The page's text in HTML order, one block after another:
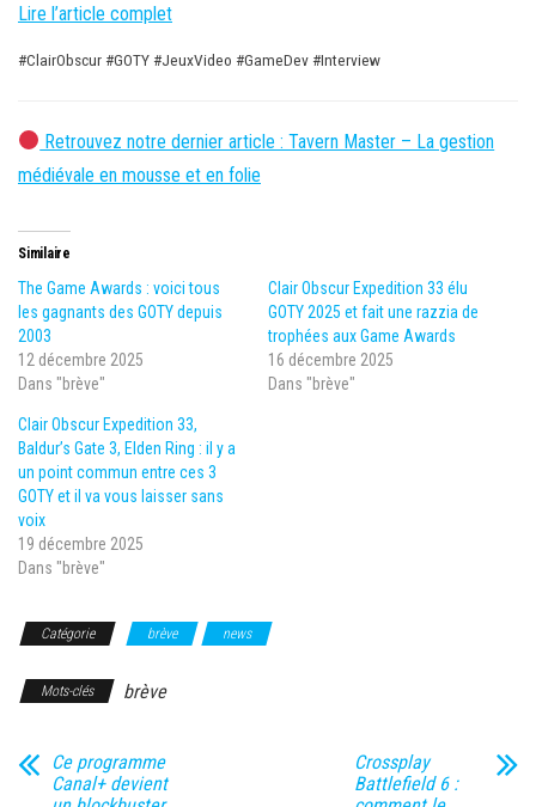
Lire l’article complet
#ClairObscur #GOTY #JeuxVideo #GameDev #Interview
Retrouvez notre dernier article : Tavern Master – La gestion
médiévale en mousse et en folie
Similaire
The Game Awards : voici tous
les gagnants des GOTY depuis
2003
12 décembre 2025
Dans "brève"
Clair Obscur Expedition 33 élu
GOTY 2025 et fait une razzia de
trophées aux Game Awards
16 décembre 2025
Dans "brève"
Clair Obscur Expedition 33,
Baldur’s Gate 3, Elden Ring : il y a
un point commun entre ces 3
GOTY et il va vous laisser sans
voix
19 décembre 2025
Dans "brève"
Catégorie brève news
Mots-clés brève
Ce programme
Canal+ devient
Crossplay
Battlefield 6 :